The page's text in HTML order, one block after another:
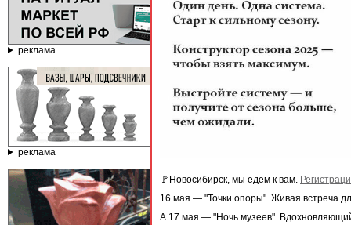
реклама
реклама
🚩Новосибирск, мы едем к вам.
16 мая — "Точки опоры". Живая встреча
А 17 мая — "Ночь музеев".